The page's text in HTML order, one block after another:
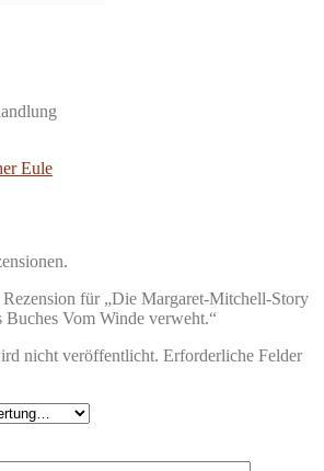
Eule
Rezension für „Die Margaret-Mitchell-Story
Buches Vom Winde verweht.“
nicht veröffentlicht. Erforderliche Felder